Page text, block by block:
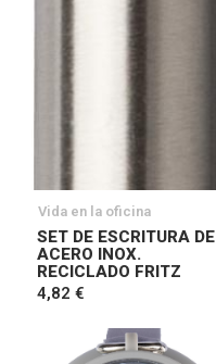
Vida en la oficina
SET DE ESCRITURA DE
ACERO INOX.
RECICLADO FRITZ
4,82 €